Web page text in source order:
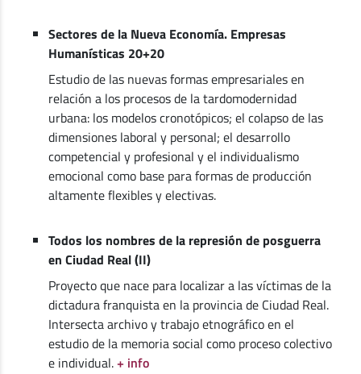
Sectores de la Nueva Economía. Empresas
Humanísticas 20+20
Estudio de las nuevas formas empresariales en
relación a los procesos de la tardomodernidad
urbana: los modelos cronotópicos; el colapso de las
dimensiones laboral y personal; el desarrollo
competencial y profesional y el individualismo
emocional como base para formas de producción
altamente flexibles y electivas.
Todos los nombres de la represión de posguerra
en Ciudad Real (II)
Proyecto que nace para localizar a las víctimas de la
dictadura franquista en la provincia de Ciudad Real.
Intersecta archivo y trabajo etnográfico en el
estudio de la memoria social como proceso colectivo
e individual.+ info